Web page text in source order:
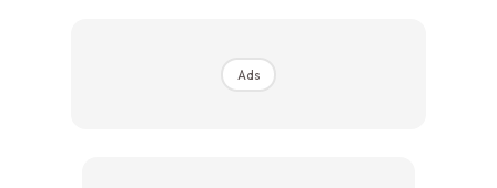
Ads